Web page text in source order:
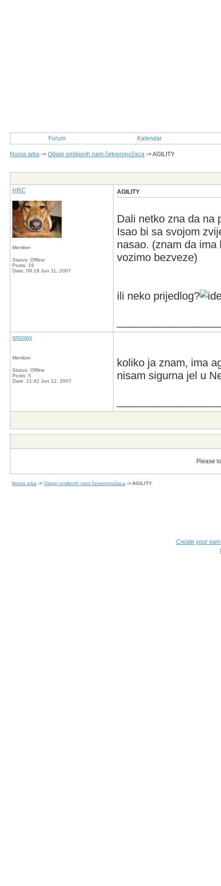
Forum Kalendar
Noina arka -> Odgoj omiljenih nam četveronožaca ->AGILITY
HRC
Member
Status: Offline
Posts: 19
Date: 09:18 Jun 11, 2007
AGILITY
Dali netko zna da na
Isao bi sa svojom
nasao. (znam da
vozimo bezveze)
ili neko prijedlog?
snoopy
Member
Status: Offline
Posts: 5
Date: 21:42 Jun 12, 2007
koliko ja znam, ima
nisam sigurna jel u
Please
Noina arka -> Odgoj omiljenih nam četveronožaca ->AGILITY
Create your